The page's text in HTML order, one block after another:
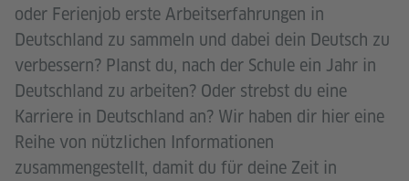
oder Ferienjob erste Arbeitserfahrungen in
Deutschland zu sammeln und dabei dein Deutsch zu
verbessern? Planst du, nach der Schule ein Jahr in
Deutschland zu arbeiten? Oder strebst du eine
Karriere in Deutschland an? Wir haben dir hier eine
Reihe von nützlichen Informationen
zusammengestellt, damit du für deine Zeit in